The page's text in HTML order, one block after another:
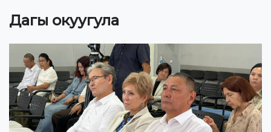
КЫЗМАТТАШУУ
ЖОЖдор менен кызматташуу
Эл аралык долбоорлор
Академиялык мобилдүүлүк
Дагы окуугула